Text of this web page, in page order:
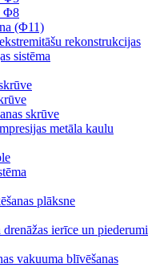
Φ8
(Φ11)
rekonstrukcijas
sistēma
skrūve
metāla kaulu
plāksne
ierīce un piederumi
vakuuma blīvēšanas